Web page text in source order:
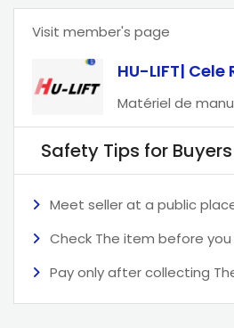
Visit member's page
HU-LIFT| Cele
Matériel de
Safety Tips for Buyers
Meet seller at a public
Check The item before
Pay only after collecting